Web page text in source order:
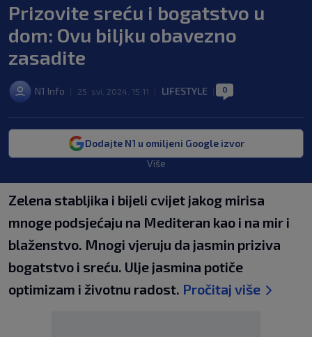
Prizovite sreću i bogatstvo u
dom: Ovu biljku obavezno
zasadite
N1 Info 25. svi. 2024. 15:11 LIFESTYLE 0
Dodajte N1 u omiljeni Google izvor
Više
Zelena stabljika i bijeli cvijet jakog mirisa
mnoge podsjećaju na Mediteran kao i na mir i
blaženstvo. Mnogi vjeruju da jasmin priziva
bogatstvo i sreću. Ulje jasmina potiče
optimizam i životnu radost. Pročitaj više